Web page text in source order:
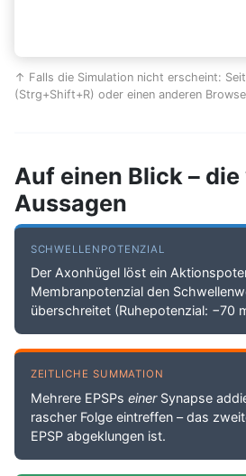
↑ Falls die Simulation nicht erscheint:
(Strg+Shift+R) oder einen anderen
Auf einen Blick –
Aussagen
SCHWELLENPOTENZIAL
Der Axonhügel löst ein
Membranpotenzial den
überschreitet (Ruhepotenzial: −70
ZEITLICHE SUMMATION
Mehrere EPSPs einerSynapse
rascher Folge eintreffen – das
EPSP abgeklungen ist.